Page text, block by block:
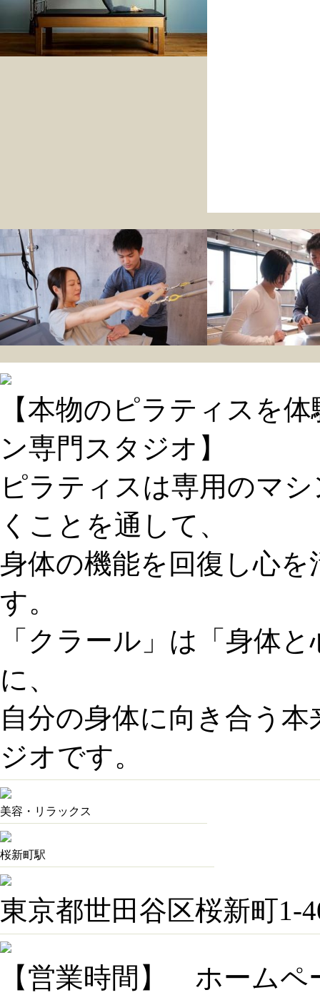
【本物のピラティスを
ン専門スタジオ】
ピラティスは専用のマ
くことを通して、
身体の機能を回復し心
す。
「クラール」は「身体
に、
自分の身体に向き合う
ジオです。
美容・リラックス
桜新町駅
東京都世田谷区桜新町1-
【営業時間】 ホームペ